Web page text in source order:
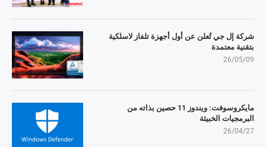
شركة إل جي تُعلن عن أول أجهزة تلفاز لاسلكية
بتقنية معتمدة
26/05/09
مايكروسوفت: ويندوز 11 حصين بذاته من
البرمجيات الخبيثة
26/04/27